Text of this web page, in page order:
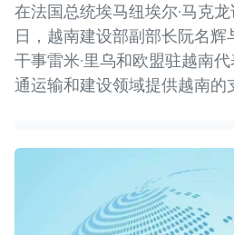
在法国总统埃马纽埃尔·马克
日，越南建设部副部长阮名辉
干事雷米·里乌和欧盟驻越南
通运输和建设领域提供越南的